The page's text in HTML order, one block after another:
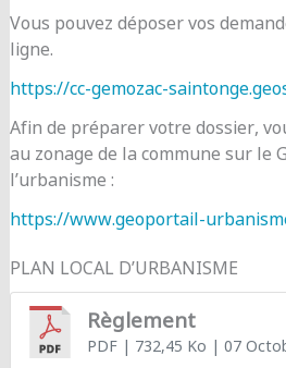
Vous pouvez déposer vos
ligne.
https://cc-gemozac-
Afin de préparer votre dossier,
au zonage de la commune sur le
l’urbanisme :
https://www.geoportail-
PLAN LOCAL D’URBANISME
Règlement
PDF| 732,45 Ko | 07